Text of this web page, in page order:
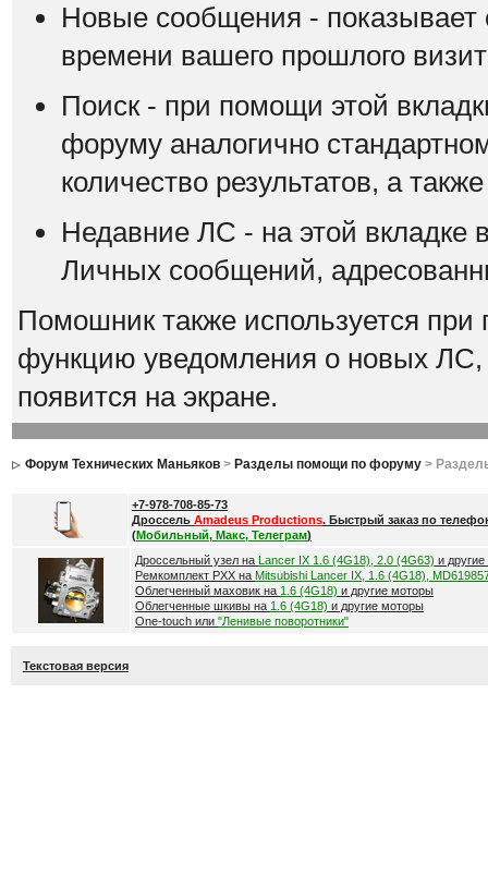
Новые сообщения -
времени вашего прошлого
Поиск - при помощи этой
форуму аналогично
количество результатов, а
Недавние ЛС - на этой вкладке
Личных сообщений,
Помошник также используется
функцию уведомления о новых
появится на экране.
Форум Технических Маньяков> Разделы помощи по форуму>
+7-978-708-85-73
Дроссель Amadeus Productions. Быстрый заказ по
(Мобильный, Макс, Телеграм)
Дроссельный узел на Lancer IX 1.6 (4G18), 2.0 (4G63) и
Ремкомплект РХХ на Mitsubishi Lancer IX, 1.6 (4G18),
Облегченный маховик на 1.6 (4G18) и другие моторы
Облегченные шкивы на 1.6 (4G18) и другие моторы
One-touch или "Ленивые поворотники"
Текстовая версия